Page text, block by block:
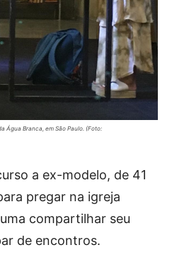
Água Branca, em São Paulo. (Foto:
a ex-modelo, de 41
pregar na igreja
compartilhar seu
de encontros.